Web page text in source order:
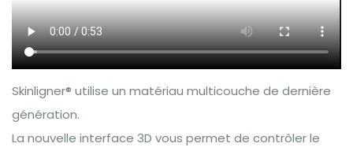
Skinligner® utilise un matériau multicouche de dernière
génération.
La nouvelle interface 3D vous permet de contrôler le